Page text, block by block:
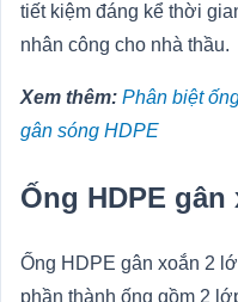
tiết kiệm đáng kể thời
nhân công cho nhà thầu.
Xem thêm: Phân biệt
gân sóng HDPE
Ống HDPE
Ống HDPE gân xoắn 2
phần thành ống gồm 2